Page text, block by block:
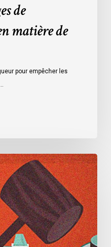
de
matière de
pour empêcher les